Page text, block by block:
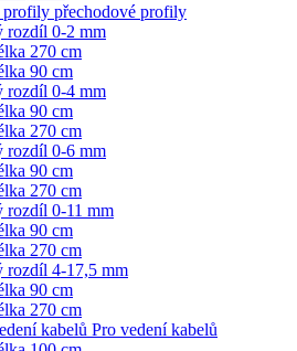
přechodové profily
rozdíl 0-2 mm
270 cm
90 cm
rozdíl 0-4 mm
90 cm
270 cm
rozdíl 0-6 mm
90 cm
270 cm
rozdíl 0-11 mm
90 cm
270 cm
rozdíl 4-17,5 mm
90 cm
270 cm
Pro vedení kabelů